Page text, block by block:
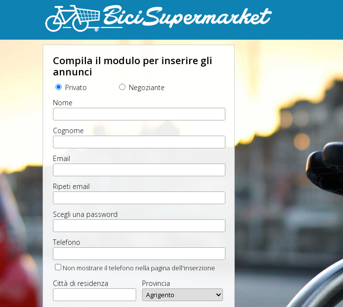
Compila il modulo per inserire gli
annunci
Privato
Negoziante
Nome
Cognome
Email
Ripeti email
Scegli una password
Telefono
Non mostrare il telefono nella pagina dell'inserzione
Città di residenza Provincia